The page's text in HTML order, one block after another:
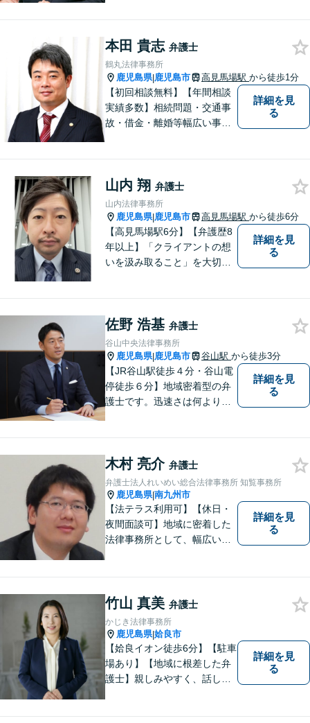
で、お悩みの解決に向けて丁
寧にアドバイスしていきま
す。
本田 貴志 弁護士
鶴丸法律事務所
鹿児島県|鹿児島市 高見馬場駅 から徒歩1分
【初回相談無料】【年間相談
実績多数】相続問題・交通事
故・借金・離婚等幅広い事件
す。困ったらすぐにご相談く
ださい。
詳細を見
る
山内 翔 弁護士
山内法律事務所
鹿児島県|鹿児島市 高見馬場駅 から徒歩6分
【高見馬場駅6分】【弁護歴8
年以上】「クライアントの想
いを汲み取ること」を大切に
いく解決になるよう、精一杯
尽力いたします。【対応分野
多数！】
詳細を見
る
佐野 浩基 弁護士
谷山中央法律事務所
鹿児島県|鹿児島市 谷山駅 から徒歩3分
【JR谷山駅徒歩４分・谷山電
停徒歩６分】地域密着型の弁
護士です。迅速さは何よりの
詳細を見
る
木村 亮介 弁護士
弁護士法人れいめい総合法律事務所 知覧事務所
鹿児島県|南九州市
【法テラス利用可】【休日・
夜間面談可】地域に密着した
法律事務所として、幅広い分
なことやお困りごとがござい
ましたらお早めにご相談くだ
さい。
詳細を見
る
竹山 真美 弁護士
かじき法律事務所
鹿児島県|姶良市
【姶良イオン徒歩6分】【駐車
場あり】【地域に根差した弁
護士】親しみやすく、話しや
詳細を見
る